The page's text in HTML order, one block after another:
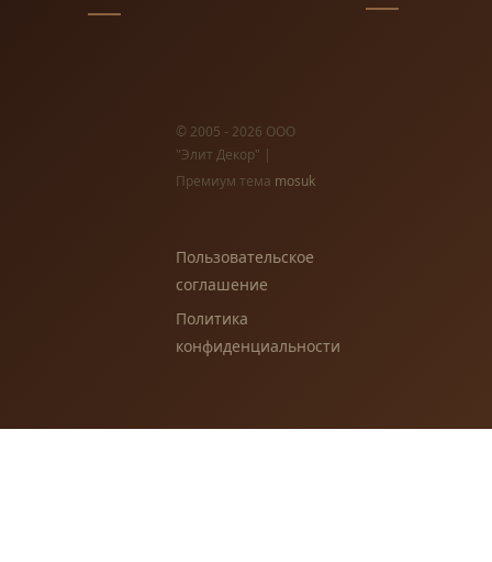
© 2005 - 2026 ООО
"Элит Декор" |
Премиум тема mosuk
Пользовательское
соглашение
Политика
конфиденциальности